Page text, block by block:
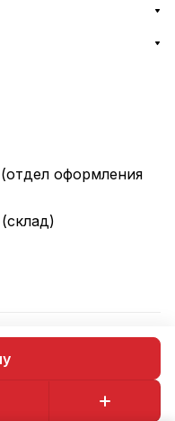
оформления